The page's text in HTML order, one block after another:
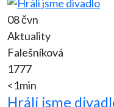
08 čvn
Aktuality
Falešníková
1777
<1min
Hráli jsme